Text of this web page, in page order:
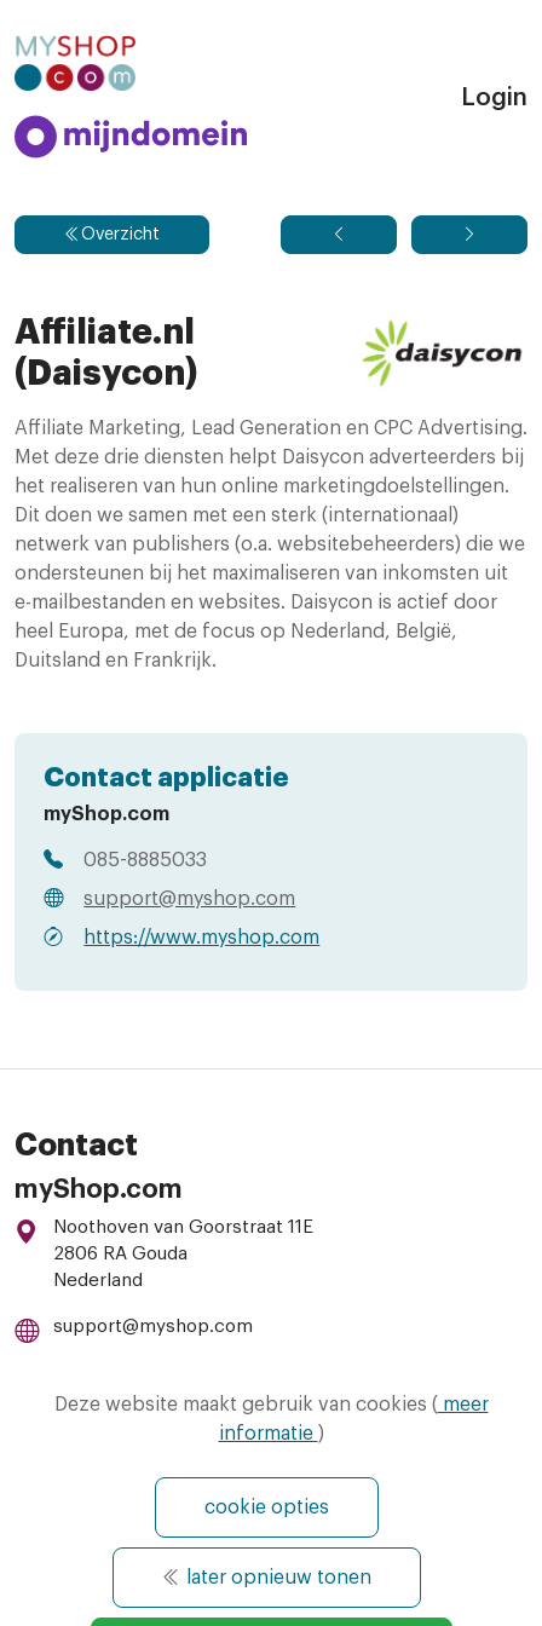
Login
Overzicht
Affiliate.nl
(Daisycon)
Affiliate Marketing, Lead Generation en CPC Advertising.
Met deze drie diensten helpt Daisycon adverteerders bij
het realiseren van hun online marketingdoelstellingen.
Dit doen we samen met een sterk (internationaal)
netwerk van publishers (o.a. websitebeheerders) die we
ondersteunen bij het maximaliseren van inkomsten uit
e-mailbestanden en websites. Daisycon is actief door
heel Europa, met de focus op Nederland, België,
Duitsland en Frankrijk.
Contact applicatie
myShop.com
085-8885033
support@myshop.com
https://www.myshop.com
Contact
myShop.com
Noothoven van Goorstraat 11E
2806 RA Gouda
Nederland
support@myshop.com
© Copyright 2026 - MyShop.com - All Rights
Reserved
Deze website maakt gebruik van cookies ( meer
informatie )
cookie opties
later opnieuw tonen